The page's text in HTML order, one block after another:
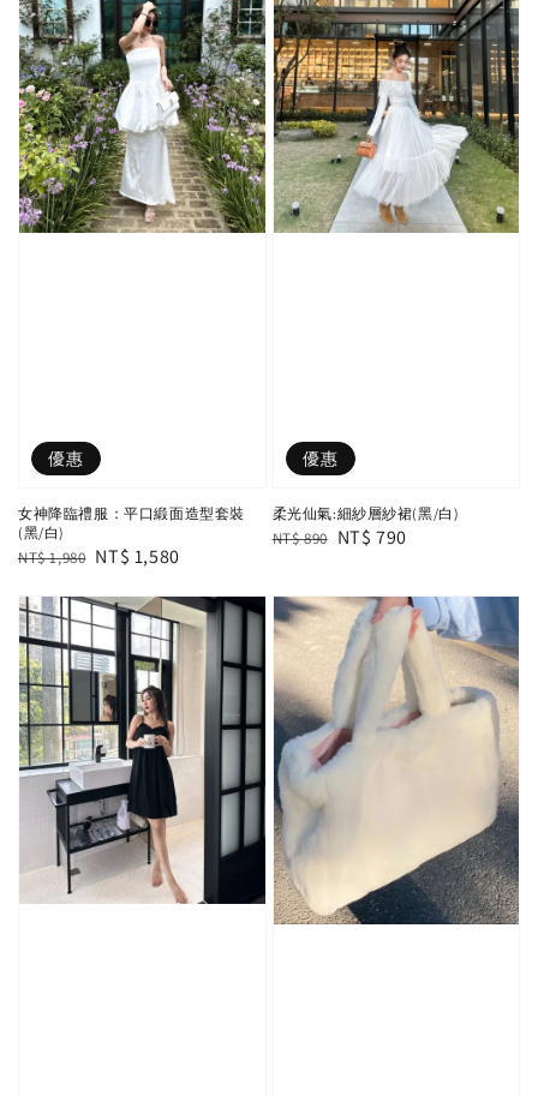
優惠
女神降臨禮服：平口緞面造型套裝
(黑/白)
Regular
NT$ 1,980 Sale
NT$ 1,580
優惠
柔光仙氣:細紗層紗裙(黑/白)
Regular
NT$ 890 Sale
NT$ 790